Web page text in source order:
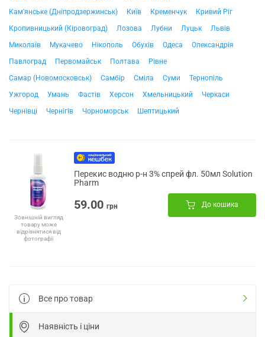
Кам'янське (Дніпродзержинськ)
Київ Кременчук
Кривий Ріг
Кропивницький (Кіровоград)
Лозова Лубни Луцьк
Львів
Миколаїв
Мукачево Нікополь Обухів Одеса
Олександрія
Павлоград
Первомайськ Полтава
Рівне
Самар (Новомосковськ)
Самбір Сміла Суми
Тернопіль
Ужгород
Умань Фастів Херсон Хмельницький
Черкаси
Чернівці
Чернігів Чорноморськ Шептицький
Зовнішній вигляд
товару може
відрізнятися від
фотографії
Перекис водню р-н 3% спрей фл. 50мл Solution
Pharm
59.00 грн До кошика
Все про товар
Наявність і ціни